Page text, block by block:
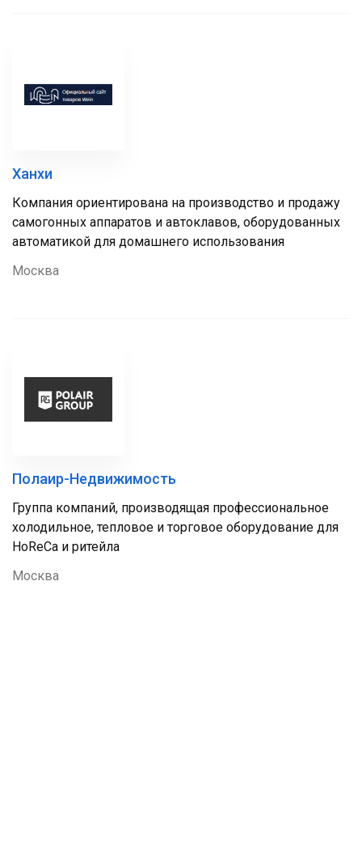
Ханхи
Компания ориентирована на производство и продажу
самогонных аппаратов и автоклавов, оборудованных
автоматикой для домашнего использования
Москва
Полаир-Недвижимость
Группа компаний, производящая профессиональное
холодильное, тепловое и торговое оборудование для
HoReCa и ритейла
Москва